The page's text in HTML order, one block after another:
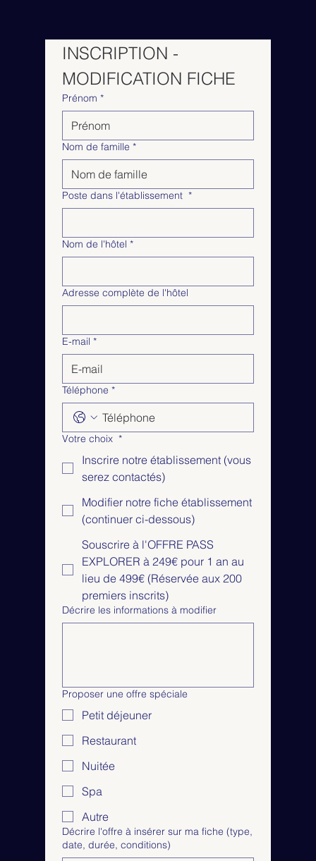
INSCRIPTION -
Prénom *
Nom de famille *
Poste dans l'établissement *
Nom de l'hôtel *
Adresse complète de l'hôtel
E-mail *
Téléphone *
Votre choix *
Inscrire notre établissement (vous
serez contactés)
Modifier notre fiche établissement
(continuer ci-dessous)
Souscrire à l'OFFRE PASS
EXPLORER à 249€ pour 1 an au
lieu de 499€ (Réservée aux 200
premiers inscrits)
Décrire les informations à modifier
Proposer une offre spéciale
Petit déjeuner
Restaurant
Nuitée
Spa
Autre
Décrire l'offre à insérer sur ma fiche (type,
date, durée, conditions)